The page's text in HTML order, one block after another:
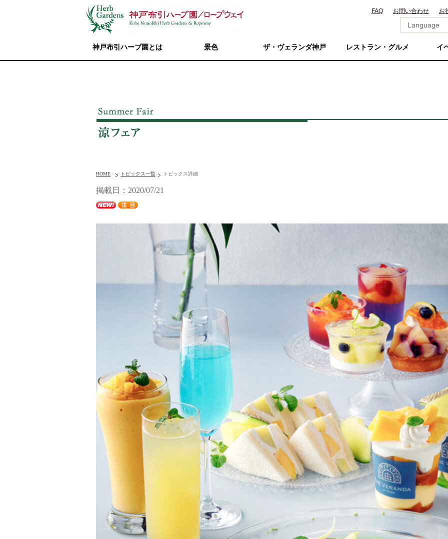
FAQ お問い合わせ お
神戸布引ハーブ園とは 景色 ザ・ヴェランダ神戸 レストラン・グルメ イ
HOME トピックス一覧 トピックス詳細
掲載日：2020/07/21